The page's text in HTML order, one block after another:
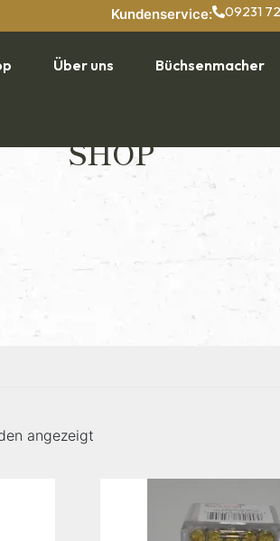
Kundenservice: 09231
Über uns Büchsenmacher
SHOP
angezeigt